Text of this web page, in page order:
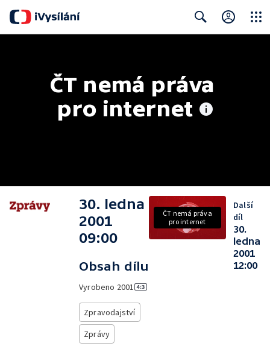
ČT nemá práva
pro internet
30. ledna
2001
09:00
Obsah dílu
Vyrobeno 2001
Zpravodajství
Zprávy
ČT nemá práva
pro internet
Další
díl
30.
ledna
2001
12:00